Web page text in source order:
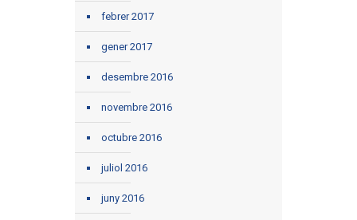
febrer 2017
gener 2017
desembre 2016
novembre 2016
octubre 2016
juliol 2016
juny 2016